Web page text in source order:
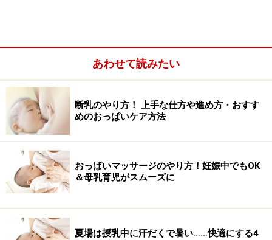
あわせて読みたい
断乳のやり方！ 上手な仕方や進め方・おすす
めのおっぱいケア方法
おっぱいマッサージのやり方！妊娠中でもOK
＆母乳育児がスムーズに
夏場は授乳中に汗だくで暑い……快適にする4